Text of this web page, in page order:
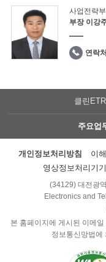
사업전략부
부장 이강
연락처
클린ETRI
주요업
개인정보처리방침 이
영상정보처리기
(34129) 대전광
Electronics and
본 홈페이지에 게시된 이메
정보통신망법에